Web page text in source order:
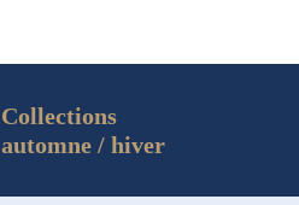
Collections
automne / hiver